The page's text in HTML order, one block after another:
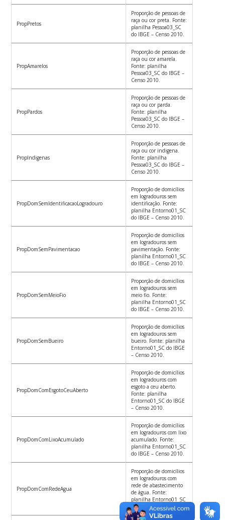
PropPretos
Proporção de pessoas de
raça ou cor preta. Fonte:
planilha Pessoa03_SC
do IBGE – Censo 2010.
PropAmarelos
Proporção de pessoas de
raça ou cor amarela.
Fonte: planilha
Pessoa03_SC do IBGE –
Censo 2010.
PropPardos
Proporção de pessoas de
raça ou cor parda.
Fonte: planilha
Pessoa03_SC do IBGE –
Censo 2010.
PropIndigenas
Proporção de pessoas de
raça ou cor indigena.
Fonte: planilha
Pessoa03_SC do IBGE –
Censo 2010.
PropDomSemIdentificacaoLogradouro
Proporção de domicílios
em logradouros sem
identificação. Fonte:
planilha Entorno01_SC
do IBGE – Censo 2010.
PropDomSemPavimentacao
Proporção de domicílios
em logradouros sem
pavimentação. Fonte:
planilha Entorno01_SC
do IBGE – Censo 2010.
PropDomSemMeioFio
Proporção de domicílios
em logradouros sem
meio fio. Fonte:
planilha Entorno01_SC
do IBGE – Censo 2010.
PropDomSemBueiro
Proporção de domicílios
em logradouros sem
bueiro. Fonte: planilha
Entorno01_SC do IBGE
– Censo 2010.
PropDomComEsgotoCeuAberto
Proporção de domicílios
em logradouros com
esgoto a ceu aberto.
Fonte: planilha
Entorno01_SC do IBGE
– Censo 2010.
PropDomComLixoAcumulado
Proporção de domicílios
em logradouros com lixo
acumulado. Fonte:
planilha Entorno01_SC
do IBGE – Censo 2010.
PropDomComRedeAgua
Proporção de domicílios
em logradouros com
rede de abastecimento
de água. Fonte:
planilha Entorno01_SC
do IBGE – Censo 2010.